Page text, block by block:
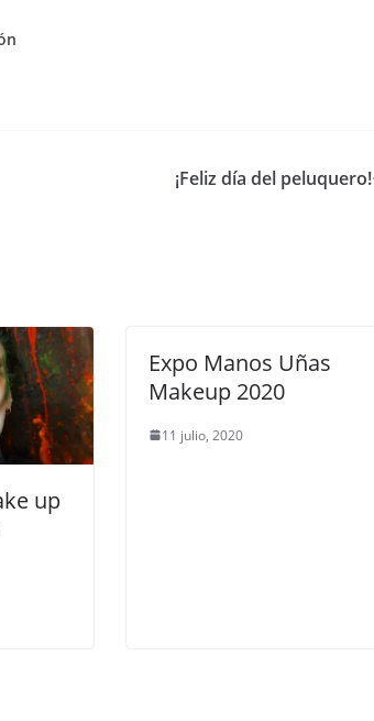
¡Feliz día del peluquero!
up
Expo Manos Uñas
Makeup 2020
11 julio, 2020